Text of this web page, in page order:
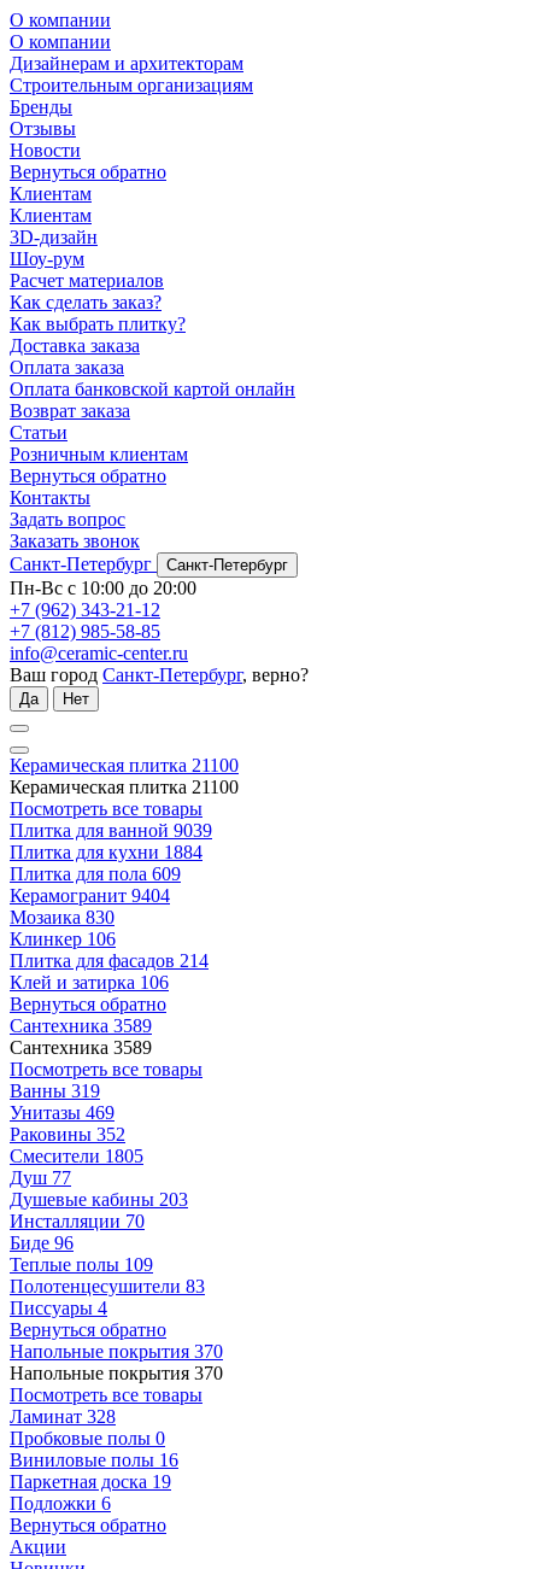
О компании
О компании
Дизайнерам и архитекторам
Строительным организациям
Бренды
Отзывы
Новости
Вернуться обратно
Клиентам
Клиентам
3D-дизайн
Шоу-рум
Расчет материалов
Как сделать заказ?
Как выбрать плитку?
Доставка заказа
Оплата заказа
Оплата банковской картой онлайн
Возврат заказа
Статьи
Розничным клиентам
Вернуться обратно
Контакты
Задать вопрос
Заказать звонок
Санкт-Петербург
Санкт-Петербург
Пн-Вс с 10:00 до 20:00
+7 (962) 343-21-12
+7 (812) 985-58-85
info@ceramic-center.ru
Ваш город Санкт-Петербург, верно?
Да Нет
Керамическая плитка 21100
Керамическая плитка 21100
Посмотреть все товары
Плитка для ванной 9039
Плитка для кухни 1884
Плитка для пола 609
Керамогранит 9404
Мозаика 830
Клинкер 106
Плитка для фасадов 214
Клей и затирка 106
Вернуться обратно
Сантехника 3589
Сантехника 3589
Посмотреть все товары
Ванны 319
Унитазы 469
Раковины 352
Смесители 1805
Душ 77
Душевые кабины 203
Инсталляции 70
Биде 96
Теплые полы 109
Полотенцесушители 83
Писсуары 4
Вернуться обратно
Напольные покрытия 370
Напольные покрытия 370
Посмотреть все товары
Ламинат 328
Пробковые полы 0
Виниловые полы 16
Паркетная доска 19
Подложки 6
Вернуться обратно
Акции